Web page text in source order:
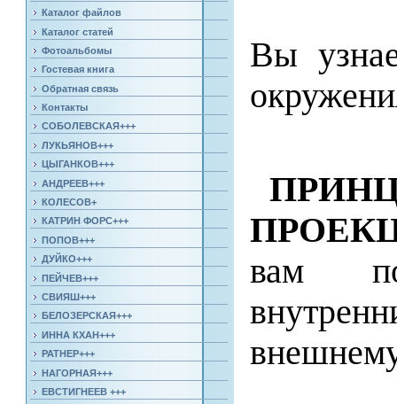
Каталог файлов
Каталог статей
Фотоальбомы
Гостевая книга
Обратная связь
Контакты
СОБОЛЕВСКАЯ+++
ЛУКЬЯНОВ+++
ЦЫГАНКОВ+++
АНДРЕЕВ+++
КОЛЕСОВ+
КАТРИН ФОРС+++
ПОПОВ+++
ДУЙКО+++
ПЕЙЧЕВ+++
СВИЯШ+++
БЕЛОЗЕРСКАЯ+++
ИННА КХАН+++
РАТНЕР+++
НАГОРНАЯ+++
ЕВСТИГНЕЕВ +++
Вы
вам